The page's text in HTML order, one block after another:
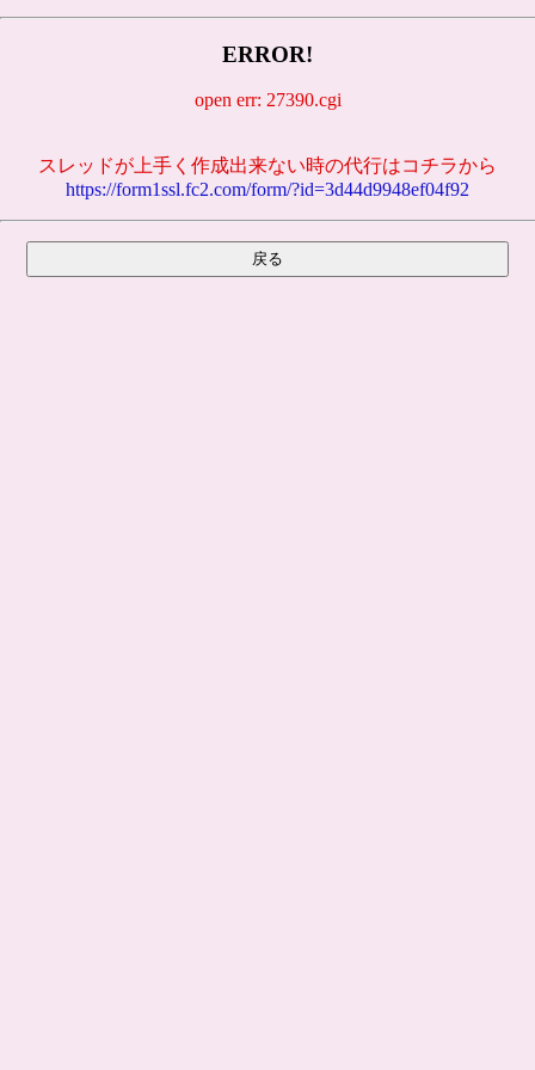
ERROR!
open err: 27390.cgi
スレッドが上手く作成出来ない時の代行はコチラから
https://form1ssl.fc2.com/form/?id=3d44d9948ef04f92